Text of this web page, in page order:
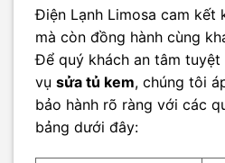
Điện Lạnh Limosa cam kết
mà còn đồng hành cùng
Để quý khách an tâm
vụ sửa tủ kem, chúng tôi
bảo hành rõ ràng với các
bảng dưới đây: